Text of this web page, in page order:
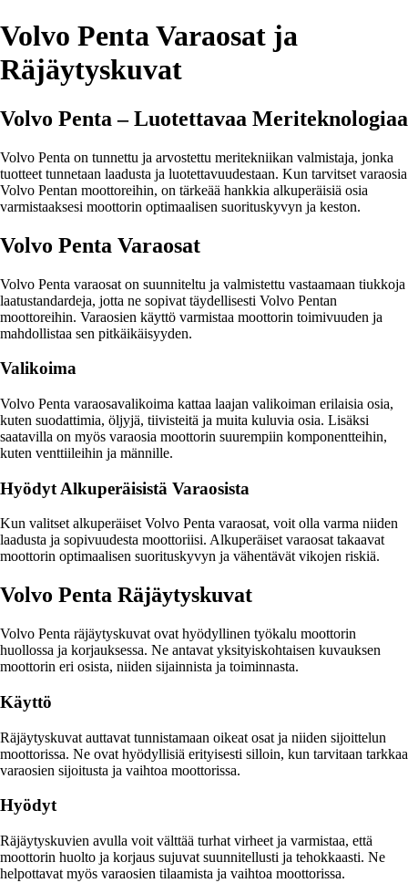
Volvo Penta Varaosat ja
Räjäytyskuvat
Volvo Penta – Luotettavaa Meriteknologiaa
Volvo Penta on tunnettu ja arvostettu meritekniikan valmistaja, jonka
tuotteet tunnetaan laadusta ja luotettavuudestaan. Kun tarvitset varaosia
Volvo Pentan moottoreihin, on tärkeää hankkia alkuperäisiä osia
varmistaaksesi moottorin optimaalisen suorituskyvyn ja keston.
Volvo Penta Varaosat
Volvo Penta varaosat on suunniteltu ja valmistettu vastaamaan tiukkoja
laatustandardeja, jotta ne sopivat täydellisesti Volvo Pentan
moottoreihin. Varaosien käyttö varmistaa moottorin toimivuuden ja
mahdollistaa sen pitkäikäisyyden.
Valikoima
Volvo Penta varaosavalikoima kattaa laajan valikoiman erilaisia osia,
kuten suodattimia, öljyjä, tiivisteitä ja muita kuluvia osia. Lisäksi
saatavilla on myös varaosia moottorin suurempiin komponentteihin,
kuten venttiileihin ja männille.
Hyödyt Alkuperäisistä Varaosista
Kun valitset alkuperäiset Volvo Penta varaosat, voit olla varma niiden
laadusta ja sopivuudesta moottoriisi. Alkuperäiset varaosat takaavat
moottorin optimaalisen suorituskyvyn ja vähentävät vikojen riskiä.
Volvo Penta Räjäytyskuvat
Volvo Penta räjäytyskuvat ovat hyödyllinen työkalu moottorin
huollossa ja korjauksessa. Ne antavat yksityiskohtaisen kuvauksen
moottorin eri osista, niiden sijainnista ja toiminnasta.
Käyttö
Räjäytyskuvat auttavat tunnistamaan oikeat osat ja niiden sijoittelun
moottorissa. Ne ovat hyödyllisiä erityisesti silloin, kun tarvitaan tarkkaa
varaosien sijoitusta ja vaihtoa moottorissa.
Hyödyt
Räjäytyskuvien avulla voit välttää turhat virheet ja varmistaa, että
moottorin huolto ja korjaus sujuvat suunnitellusti ja tehokkaasti. Ne
helpottavat myös varaosien tilaamista ja vaihtoa moottorissa.